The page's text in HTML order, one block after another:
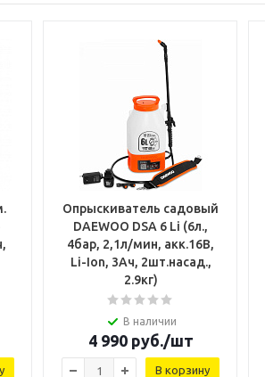
Опрыскиватель садовый
DAEWOO DSA 6 Li (6л.,
4бар, 2,1л/мин, акк.16В,
Li-Ion, 3Ач, 2шт.насад.,
2.9кг)
В наличии
4 990руб./шт
В корзину